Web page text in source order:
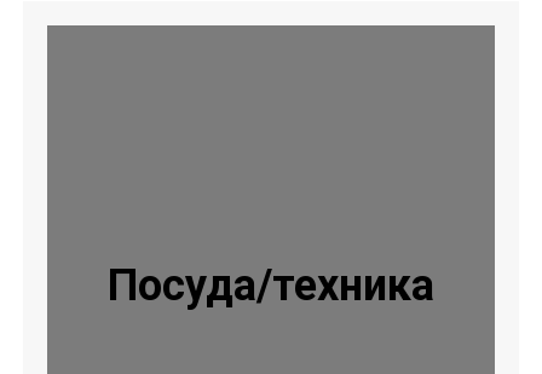
Посуда/техника